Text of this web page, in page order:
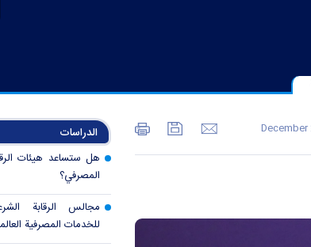
الدراسات
هل ستساعد هيئات
المصرفي؟
مجالس الرقابة
للخدمات المصرفية